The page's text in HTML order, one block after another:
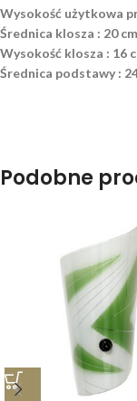
Wysokość użytkowa
Średnica klosza : 20 cm
Wysokość klosza : 16
Średnica podstawy :
Podobne